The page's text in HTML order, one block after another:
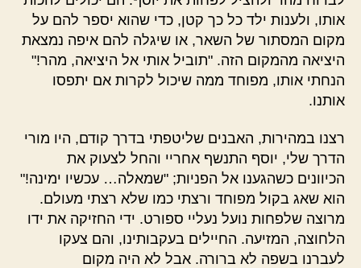
אותו, ולענות ילד כל כך קטן, כדי שהוא יספר להם על
מקום המסתור של השאר, או שיגלה להם איפה נמצאת
היציאה מהמקום הזה. "תוביל אותי אל היציאה, מהר!"
הנחתי אותו, מפוחד ממה שיכול לקרות אם יתפסו
אותנו.
רצנו במהירות, האבנים שליטפתי בדרך קודם, היו מורי
הדרך שלי, יוסף התנשף אחריי והחל לצעוק את
הכיוונים כשהגענו אל הפניות; "שמאלה… עכשיו ימינה!"
הוא שאג בקול מפוחד ורצתי כמו שלא רצתי מעולם.
מרוצה שלפחות נועל נעליי ספורט. ידי החזיקה את ידו
הלחוצה, המזיעה. החיילים בעקבותינו, והם צעקו
לעברנו בשפה לא ברורה. אבל לא היה מקום